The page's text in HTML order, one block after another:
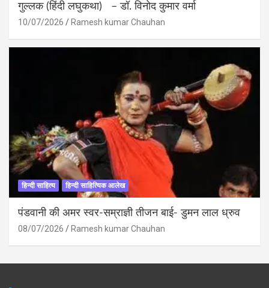
गुल्लक (हिंदी लघुकथा) – डॉ. विनोद कुमार वर्मा
10/07/2026 Ramesh kumar Chauhan
हिन्दी साहित्य हिन्दी साहित्यिक आलेख
पंडवानी की अमर स्वर-सम्राज्ञी तीजन बाई- डुमन लाल ध्रुव
08/07/2026 Ramesh kumar Chauhan